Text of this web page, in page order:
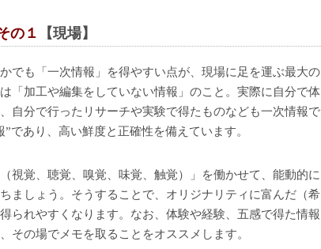
の１ 【現場】
でも「一次情報」を得やすい点が、現場に足を運ぶ最大の
「加工や編集をしていない情報」のこと。実際に自分で体
自分で行ったリサーチや実験で得たものなども一次情報で
であり、高い鮮度と正確性を備えています。
視覚、聴覚、嗅覚、味覚、触覚）」を働かせて、能動的に
ましょう。そうすることで、オリジナリティに富んだ（希
られやすくなります。なお、体験や経験、五感で得た情報
その場でメモを取ることをオススメします。